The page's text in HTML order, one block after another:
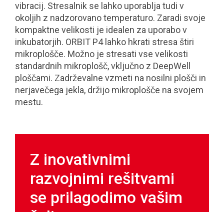
vibracij. Stresalnik se lahko uporablja tudi v
okoljih z nadzorovano temperaturo. Zaradi svoje
kompaktne velikosti je idealen za uporabo v
inkubatorjih. ORBIT P4 lahko hkrati stresa štiri
mikroplošče. Možno je stresati vse velikosti
standardnih mikroplošč, vključno z DeepWell
ploščami. Zadrževalne vzmeti na nosilni plošči in
nerjavečega jekla, držijo mikroplošče na svojem
mestu.
Z inovativnimi
razvojnimi rešitvami
se prilagodimo vašim